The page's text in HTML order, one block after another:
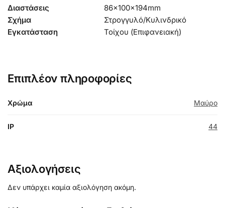
Διαστάσεις
86x100x194mm
Σχήμα
Στρογγυλό/Κυλινδρικό
Εγκατάσταση
Τοίχου (Επιφανειακή)
Επιπλέον πληροφορίες
Χρώμα Μαύρο
IP 44
Αξιολογήσεις
Δεν υπάρχει καμία αξιολόγηση ακόμη.